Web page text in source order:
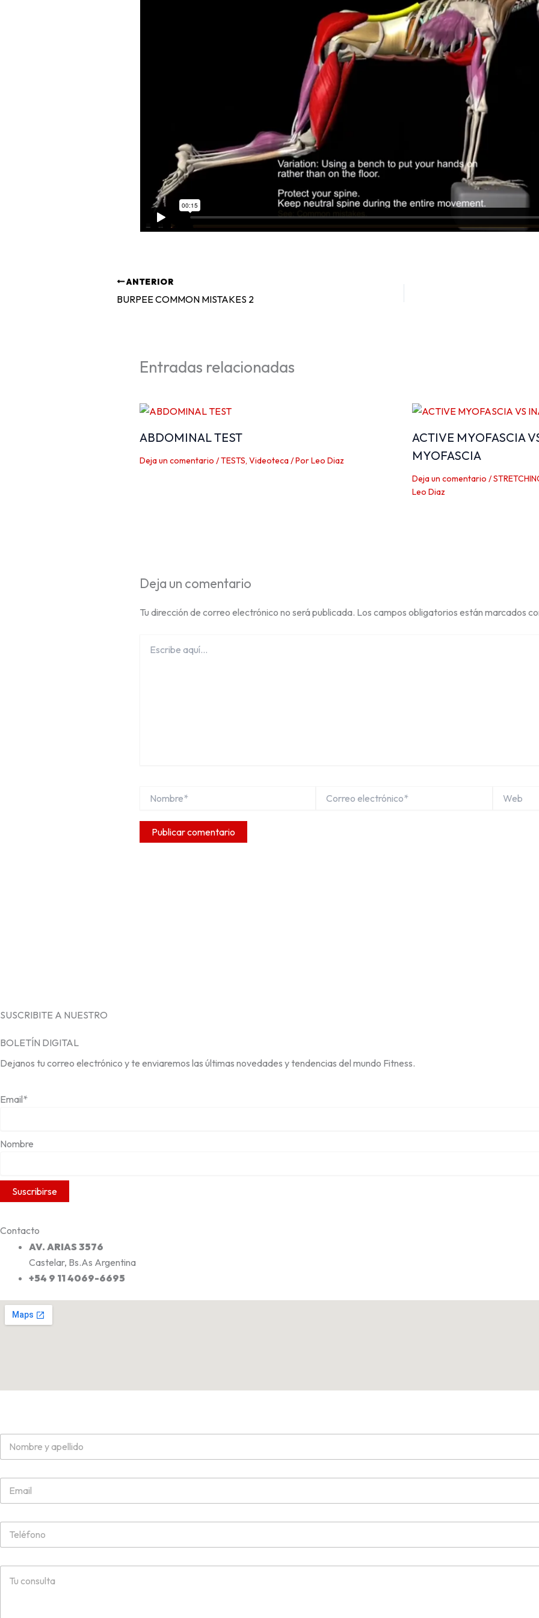
ANTERIOR
BURPEE COMMON MISTAKES 2
Entradas relacionadas
ABDOMINAL TEST
Deja un comentario /TESTS, Videoteca/ PorLeo Diaz
ACTIVE MYOFASCIA
MYOFASCIA
Deja un comentario /
Leo Diaz
Deja un comentario
Tu dirección de correo electrónico no será publicada. Los campos obligatorios están marcados
aquí...
electrónico*
SUSCRIBITE A NUESTRO
BOLETÍN DIGITAL
Dejanos tu correo electrónico y te enviaremos las últimas novedades y tendencias del mundo Fitness.
Email*
Nombre
Contacto
AV. ARIAS 3576
Castelar, Bs.As Argentina
+54 9 11 4069-6695